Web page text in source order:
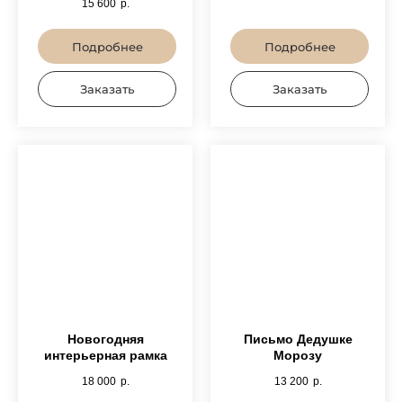
15 600 р.
Подробнее
Заказать
Подробнее
Заказать
Новогодняя
интерьерная рамка
18 000 р.
Письмо Дедушке
Морозу
13 200 р.